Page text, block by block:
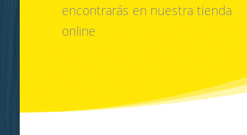
encontrarás en nuestra tienda
online